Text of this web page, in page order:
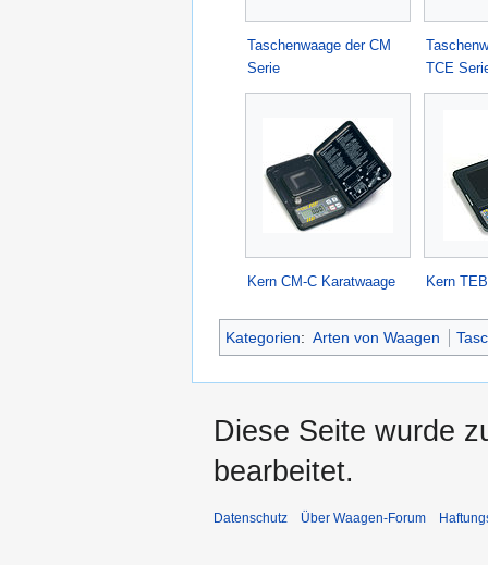
Taschenwaage der CM
Serie
TCE
Kern CM-C Karatwaage Kern
Kategorien: Arten von Waagen
Diese Seite wurde
bearbeitet.
Datenschutz Über Waagen-Forum